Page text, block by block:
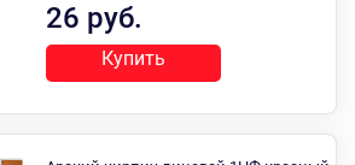
26 руб.
Купить